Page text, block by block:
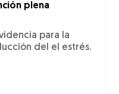
plena
para la
del el estrés.